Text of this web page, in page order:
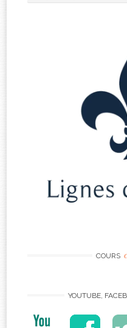
COURS
YOUTUBE,